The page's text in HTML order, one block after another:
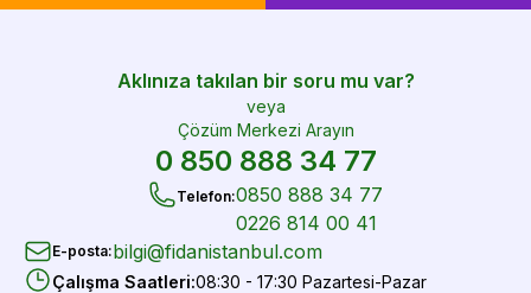
Aklınıza takılan bir soru mu var?
veya
Çözüm Merkezi Arayın
0 850 888 34 77
Telefon:0850 888 34 77
0226 814 00 41
E-posta:bilgi@fidanistanbul.com
Çalışma Saatleri:08:30 - 17:30 Pazartesi-Pazar